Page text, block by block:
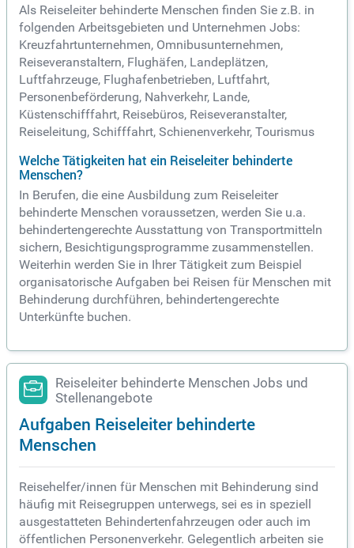
Als Reiseleiter behinderte Menschen finden Sie z.B. in
folgenden Arbeitsgebieten und Unternehmen Jobs:
Kreuzfahrtunternehmen, Omnibusunternehmen,
Reiseveranstaltern, Flughäfen, Landeplätzen,
Luftfahrzeuge, Flughafenbetrieben, Luftfahrt,
Personenbeförderung, Nahverkehr, Lande,
Küstenschifffahrt, Reisebüros, Reiseveranstalter,
Reiseleitung, Schifffahrt, Schienenverkehr, Tourismus
Welche Tätigkeiten hat ein Reiseleiter behinderte
Menschen?
In Berufen, die eine Ausbildung zum Reiseleiter
behinderte Menschen voraussetzen, werden Sie u.a.
behindertengerechte Ausstattung von Transportmitteln
sichern, Besichtigungsprogramme zusammenstellen.
Weiterhin werden Sie in Ihrer Tätigkeit zum Beispiel
organisatorische Aufgaben bei Reisen für Menschen mit
Behinderung durchführen, behindertengerechte
Unterkünfte buchen.
Reiseleiter behinderte Menschen Jobs und
Stellenangebote
Aufgaben Reiseleiter behinderte
Menschen
Reisehelfer/innen für Menschen mit Behinderung sind
häufig mit Reisegruppen unterwegs, sei es in speziell
ausgestatteten Behindertenfahrzeugen oder auch im
öffentlichen Personenverkehr. Gelegentlich arbeiten sie